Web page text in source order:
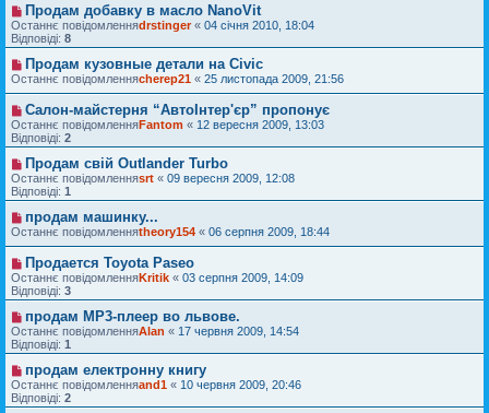
Продам добавку в масло NanoVit
Останнє повідомленняdrstinger« 04 січня 2010, 18:04
Відповіді: 8
Продам кузовные детали на Civic
Останнє повідомленняcherep21 « 25 листопада 2009, 21:56
Салон-майстерня “АвтоІнтер'єр” пропонує
Останнє повідомленняFantom « 12 вересня 2009, 13:03
Відповіді: 2
Продам свій Outlander Turbo
Останнє повідомленняsrt « 09 вересня 2009, 12:08
Відповіді: 1
продам машинку...
Останнє повідомленняtheory154 « 06 серпня 2009, 18:44
Продается Toyota Paseo
Останнє повідомленняKritik « 03 серпня 2009, 14:09
Відповіді: 3
продам МР3-плеер во львове.
Останнє повідомленняAlan « 17 червня 2009, 14:54
Відповіді: 1
продам електронну книгу
Останнє повідомленняand1 « 10 червня 2009, 20:46
Відповіді: 2